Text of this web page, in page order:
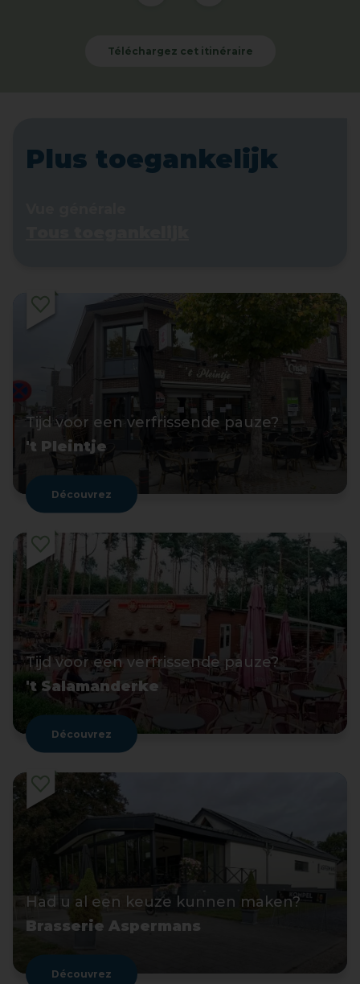
Téléchargez cet itinéraire
Plus toegankelijk
Tijd voor een verfrissende pauze?
't Pleintje
Découvrez
Tijd voor een verfrissende pauze?
't Salamanderke
Découvrez
Had u al een keuze kunnen maken?
Brasserie Aspermans
Découvrez